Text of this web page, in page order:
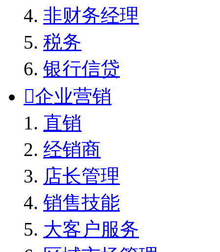
非财务经理
税务
银行信贷
企业营销
直销
经销商
店长管理
销售技能
大客户服务